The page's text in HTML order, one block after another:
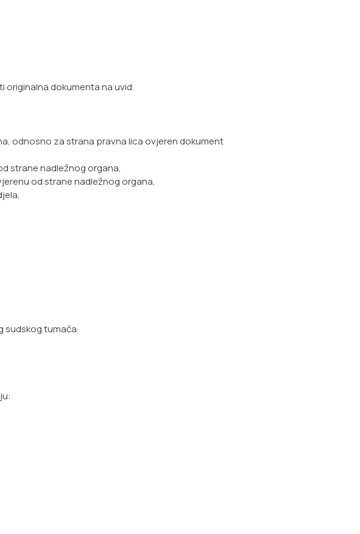
originalna dokumenta na uvid.
odnosno za strana pravna lica ovjeren dokument
strane nadležnog organa,
od strane nadležnog organa,
sudskog tumača.